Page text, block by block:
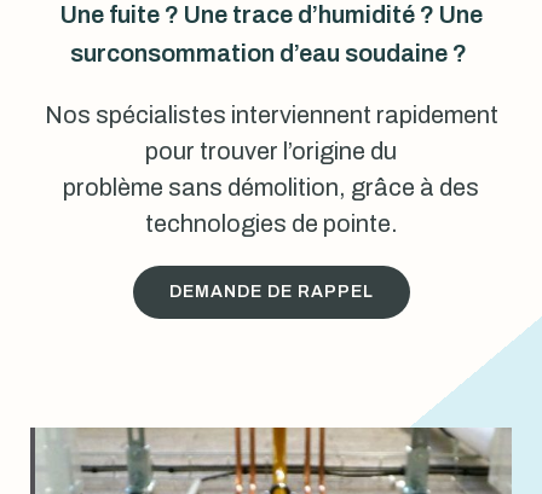
Une fuite ? Une trace d’humidité ? Une
surconsommation d’eau soudaine ?
Nos spécialistes interviennent rapidement
pour trouver l’origine du
problème sans démolition, grâce à des
technologies de pointe.
DEMANDE DE RAPPEL